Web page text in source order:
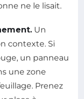
ne le lisait.
Un
contexte. Si
un panneau
une zone
Prenez